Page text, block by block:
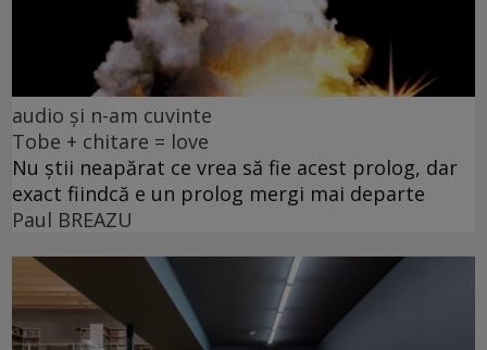
audio și n-am cuvinte
Tobe + chitare = love
Nu știi neapărat ce vrea să fie acest prolog, dar
exact fiindcă e un prolog mergi mai departe
Paul BREAZU